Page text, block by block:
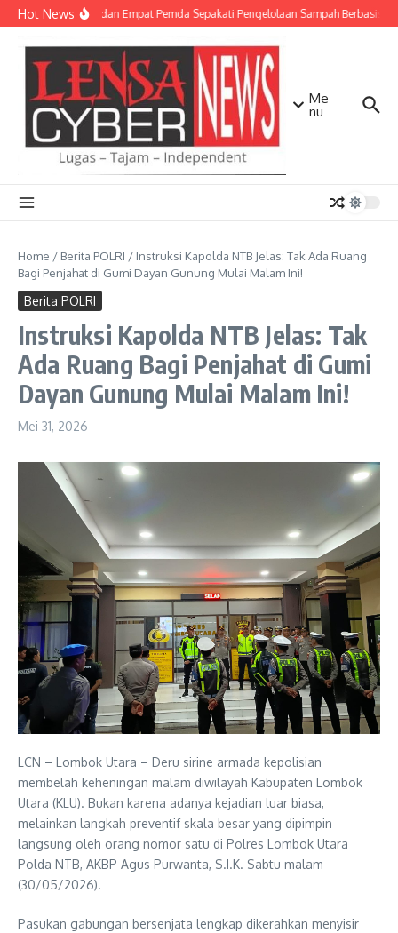
Lewati ke konten
Hot NewsTNI AD dan Empat Pemda Sepakati Pengelolaan Sampah Berbasis
Me
nu
Home / Berita POLRI / Instruksi Kapolda NTB Jelas: Tak Ada Ruang
Bagi Penjahat di Gumi Dayan Gunung Mulai Malam Ini!
Berita POLRI
Instruksi Kapolda NTB Jelas: Tak
Ada Ruang Bagi Penjahat di Gumi
Dayan Gunung Mulai Malam Ini!
Mei 31, 2026
LCN – Lombok Utara – Deru sirine armada kepolisian
membelah keheningan malam diwilayah Kabupaten Lombok
Utara (KLU). Bukan karena adanya kejadian luar biasa,
melainkan langkah preventif skala besar yang dipimpin
langsung oleh orang nomor satu di Polres Lombok Utara
Polda NTB, AKBP Agus Purwanta, S.I.K. Sabtu malam
(30/05/2026).
Pasukan gabungan bersenjata lengkap dikerahkan menyisir